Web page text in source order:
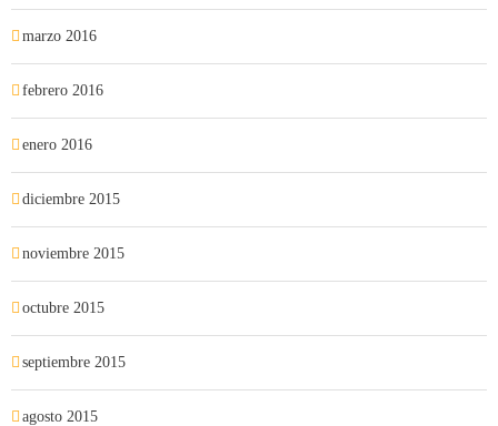
marzo 2016
febrero 2016
enero 2016
diciembre 2015
noviembre 2015
octubre 2015
septiembre 2015
agosto 2015